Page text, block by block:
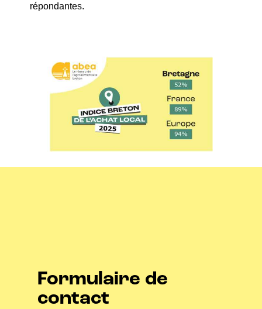
répondantes.
Formulaire de
contact